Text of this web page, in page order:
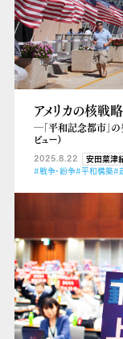
アメリカの核戦
―「平和記念都市」の
ビュー）
2025.8.22 安田菜津
#戦争・紛争#平和構築#